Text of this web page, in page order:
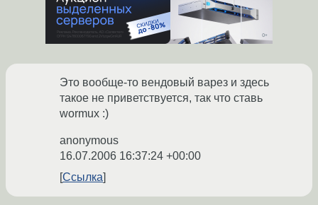
Это вообще-то вендовый варез и здесь
такое не приветствуется, так что ставь
wormux :)
anonymous
16.07.2006 16:37:24 +00:00
Ссылка